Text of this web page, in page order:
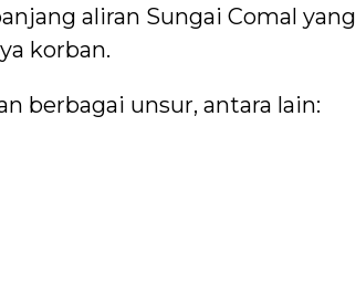
aliran Sungai Comal yang
korban.
berbagai unsur, antara lain: